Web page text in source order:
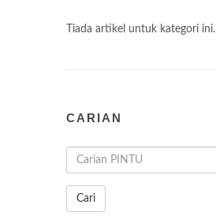
Tiada artikel untuk kategori ini.
CARIAN
Cari